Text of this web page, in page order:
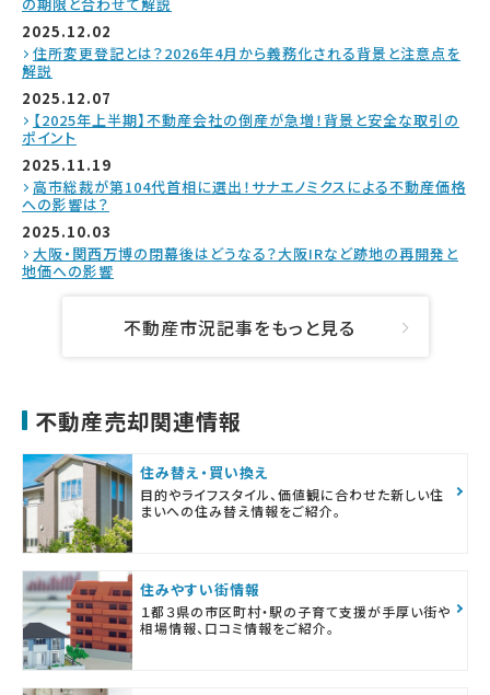
の期限と合わせて解説
2025.12.02
住所変更登記とは？2026年4月から義務化される背景と注意点を
解説
2025.12.07
【2025年上半期】不動産会社の倒産が急増！背景と安全な取引の
ポイント
2025.11.19
高市総裁が第104代首相に選出！サナエノミクスによる不動産価格
への影響は？
2025.10.03
大阪・関西万博の閉幕後はどうなる？大阪IRなど跡地の再開発と
地価への影響
不動産市況記事をもっと見る
不動産売却関連情報
住み替え・買い換え
目的やライフスタイル、価値観に合わせた新しい住
まいへの住み替え情報をご紹介。
住みやすい街情報
１都３県の市区町村・駅の子育て支援が手厚い街や
相場情報、口コミ情報をご紹介。